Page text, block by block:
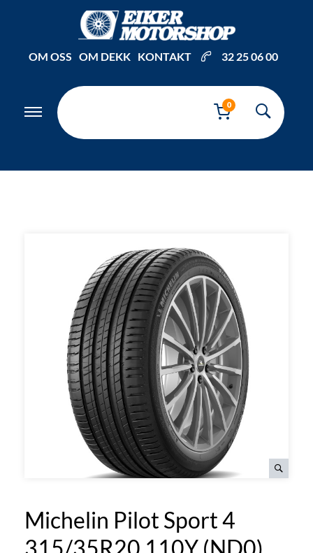
OM OSS OM DEKK KONTAKT 32 25 06 00
0
Michelin Pilot Sport 4
315/35R20 110Y (ND0)